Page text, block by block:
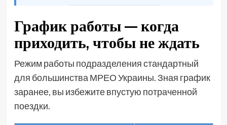
График работы — когда
приходить, чтобы не ждать
Режим работы подразделения стандартный
для большинства МРЕО Украины. Зная график
заранее, вы избежите впустую потраченной
поездки.